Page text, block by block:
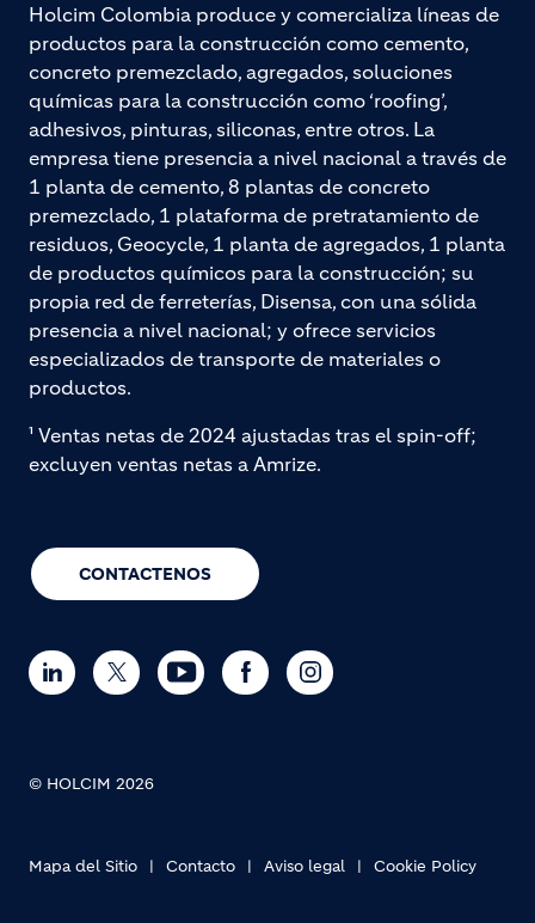
CONTACTENOS
Holcim Colombia produce y comercializa líneas de
productos para la construcción como cemento,
concreto premezclado, agregados, soluciones
químicas para la construcción como ‘roofing’,
adhesivos, pinturas, siliconas, entre otros. La
empresa tiene presencia a nivel nacional a través de
1 planta de cemento, 8 plantas de concreto
premezclado, 1 plataforma de pretratamiento de
residuos, Geocycle, 1 planta de agregados, 1 planta
de productos químicos para la construcción; su
propia red de ferreterías, Disensa, con una sólida
presencia a nivel nacional; y ofrece servicios
especializados de transporte de materiales o
productos.
¹ Ventas netas de 2024 ajustadas tras el spin-off;
excluyen ventas netas a Amrize.
© HOLCIM 2026
Mapa del Sitio Contacto Aviso legal Cookie Policy